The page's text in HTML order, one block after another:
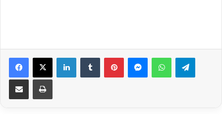
Facebook
X LinkedInTumblr PinterestMessengerWhatsApp
Share via Email Print